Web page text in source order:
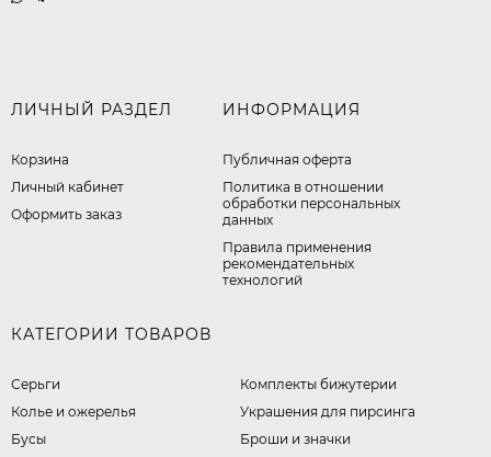
ЛИЧНЫЙ РАЗДЕЛ
Корзина
Личный кабинет
Оформить заказ
ИНФОРМАЦИЯ
Публичная оферта
​Политика в отношении
обработки персональных
данных
Правила применения
рекомендательных
технологий
КАТЕГОРИИ ТОВАРОВ
Серьги
Колье и ожерелья
Бусы
Комплекты бижутерии
Украшения для пирсинга
Броши и значки